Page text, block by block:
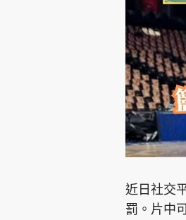
集團旗
近日社交
罰。片中